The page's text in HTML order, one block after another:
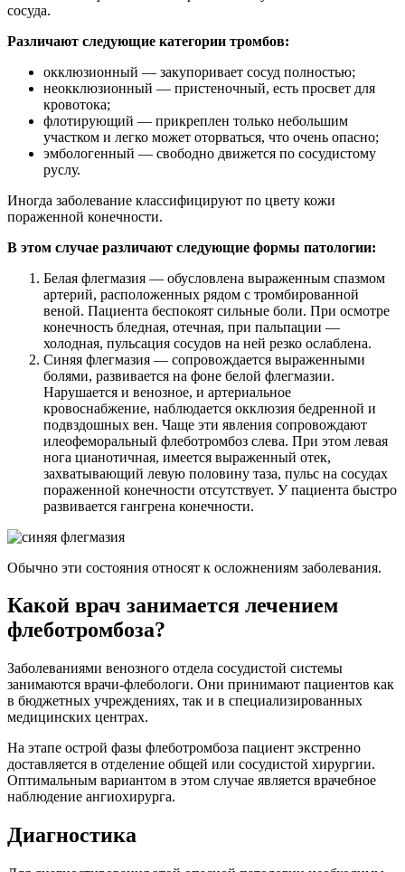
сосуда.
Различают следующие категории тромбов:
окклюзионный — закупоривает сосуд полностью;
неокклюзионный — пристеночный, есть просвет для
кровотока;
флотирующий — прикреплен только небольшим
участком и легко может оторваться, что очень опасно;
эмбологенный — свободно движется по сосудистому
руслу.
Иногда заболевание классифицируют по цвету кожи
пораженной конечности.
В этом случае различают следующие формы патологии:
Белая флегмазия — обусловлена выраженным спазмом
артерий, расположенных рядом с тромбированной
веной. Пациента беспокоят сильные боли. При осмотре
конечность бледная, отечная, при пальпации —
холодная, пульсация сосудов на ней резко ослаблена.
Синяя флегмазия — сопровождается выраженными
болями, развивается на фоне белой флегмазии.
Нарушается и венозное, и артериальное
кровоснабжение, наблюдается окклюзия бедренной и
подвздошных вен. Чаще эти явления сопровождают
илеофеморальный флеботромбоз слева. При этом левая
нога цианотичная, имеется выраженный отек,
захватывающий левую половину таза, пульс на сосудах
пораженной конечности отсутствует. У пациента быстро
развивается гангрена конечности.
Обычно эти состояния относят к осложнениям заболевания.
Какой врач занимается лечением
флеботромбоза?
Заболеваниями венозного отдела сосудистой системы
занимаются врачи-флебологи. Они принимают пациентов как
в бюджетных учреждениях, так и в специализированных
медицинских центрах.
На этапе острой фазы флеботромбоза пациент экстренно
доставляется в отделение общей или сосудистой хирургии.
Оптимальным вариантом в этом случае является врачебное
наблюдение ангиохирурга.
Диагностика